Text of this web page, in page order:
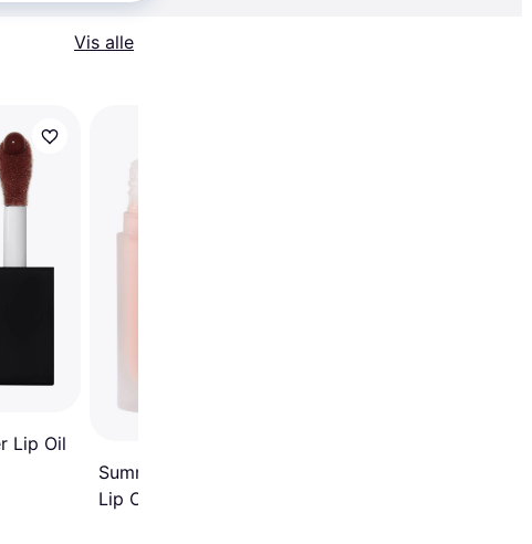
Vis alle
Lip Oil
Summer Fridays Dream
Lip Oil Bare Sand For